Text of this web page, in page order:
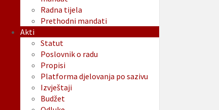
Radna tijela
Prethodni mandati
Akti
Statut
Poslovnik o radu
Propisi
Platforma djelovanja po sazivu
Izvještaji
Budžet